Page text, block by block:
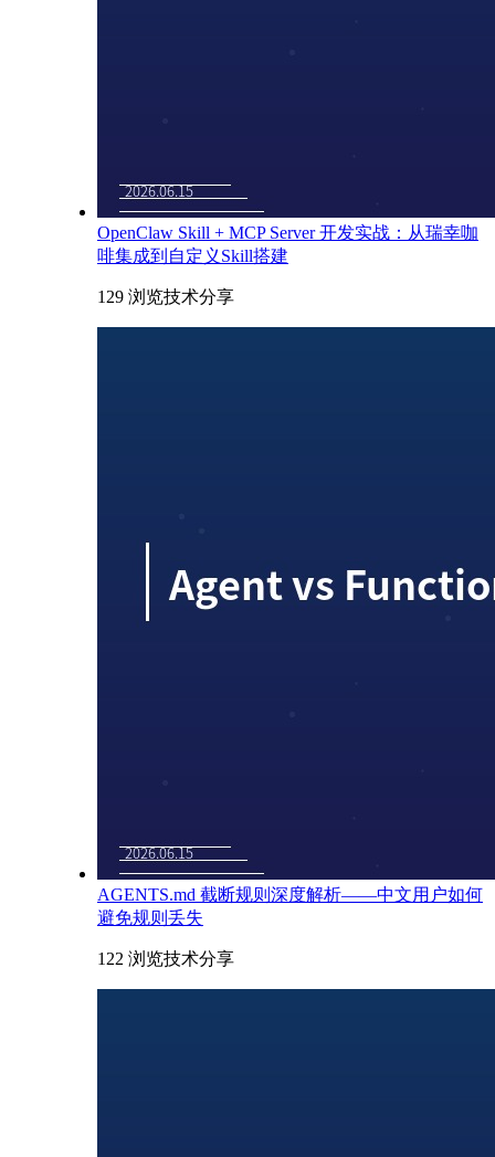
OpenClaw Skill + MCP Server 开发实战：从瑞幸咖
啡集成到自定义Skill搭建
129 浏览技术分享
AGENTS.md 截断规则深度解析——中文用户如何
避免规则丢失
122 浏览技术分享